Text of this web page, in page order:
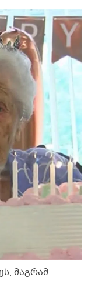
მაგრამ